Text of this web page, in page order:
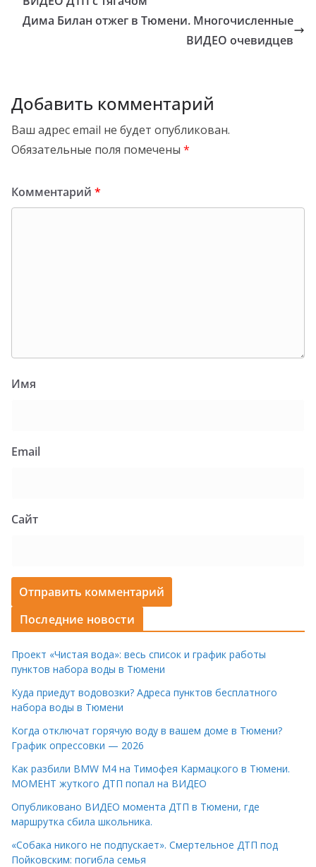
Дима Билан отжег в Тюмени. Многочисленные
ВИДЕО очевидцев
Добавить комментарий
Ваш адрес email не будет опубликован.
Обязательные поля помечены *
Комментарий *
Имя
Email
Сайт
Последние новости
Проект «Чистая вода»: весь список и график работы
пунктов набора воды в Тюмени
Куда приедут водовозки? Адреса пунктов бесплатного
набора воды в Тюмени
Когда отключат горячую воду в вашем доме в Тюмени?
График опрессовки — 2026
Как разбили BMW M4 на Тимофея Кармацкого в Тюмени.
МОМЕНТ жуткого ДТП попал на ВИДЕО
Опубликовано ВИДЕО момента ДТП в Тюмени, где
маршрутка сбила школьника.
«Собака никого не подпускает». Смертельное ДТП под
Пойковским: погибла семья